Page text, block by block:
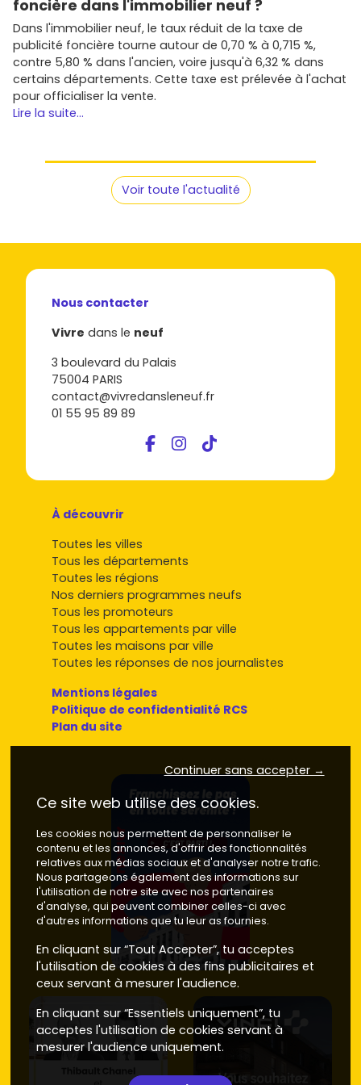
Fixe ton budget global: prix d'achat, mobilier si
meublé, frais de copropriété, taxe foncière,
assurance PNO, gestion locative éventuelle.
Vise les must-have: extérieur, parking, rangements,
orientation. À Deauville, ces critères font la différence
à la revente et à la location.
Anticipe la réglementation
saisonnalité.
Étudie les micro-emplacements: distance plage,
bruit événementiel, accès gare, commerces à pied.
matériaux, garanties, charges prévisionnelles. Les
simplifient la vie.
Prêt à passer à l'action ? Parcours dès maintenant les
le neuf, sauvegarde tes favoris et demande une visite. Tu
auras une vision claire des prix, des quartiers et des
opportunités à saisir.
foncière dans l'immobilier neuf ?
Dans l'immobilier neuf, le taux réduit de la taxe de
publicité foncière tourne autour de 0,70 % à 0,715 %,
contre 5,80 % dans l'ancien, voire jusqu'à 6,32 % dans
certains départements. Cette taxe est prélevée à l'achat
pour officialiser la vente.
Lire la suite...
Voir toute l'actualité
Nous contacter
Vivre dans le neuf
3 boulevard du Palais
75004 PARIS
contact@vivredansleneuf.fr
01 55 95 89 89
À découvrir
Toutes les villes
Tous les départements
Toutes les régions
Nos derniers programmes neufs
Tous les promoteurs
Tous les appartements par ville
Toutes les maisons par ville
Toutes les réponses de nos journalistes
Mentions légales
Politique de confidentialité RCS
Plan du site
Continuer sans accepter →
Ce site web utilise des cookies.
Les cookies nous permettent de personnaliser le
contenu et les annonces, d'offrir des fonctionnalités
relatives aux médias sociaux et d'analyser notre trafic.
Nous partageons également des informations sur
l'utilisation de notre site avec nos partenaires
d'analyse, qui peuvent combiner celles-ci avec
d'autres informations que tu leur as fournies.
En cliquant sur “Tout Accepter”, tu acceptes
l'utilisation de cookies à des fins publicitaires et
ceux servant à mesurer l'audience.
En cliquant sur “Essentiels uniquement”, tu
acceptes l'utilisation de cookies servant à
mesurer l'audience uniquement.